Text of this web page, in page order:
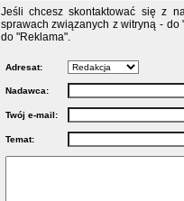
Jeśli chcesz skontaktować się z
sprawach związanych z witryną - do
do "Reklama".
Adresat:
Nadawca:
Twój e-mail:
Temat: